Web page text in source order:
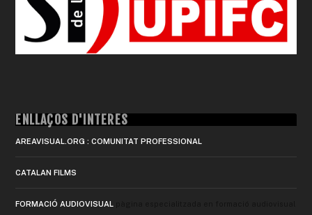
ENLLAÇOS D'INTERÈS
AREAVISUAL.ORG : COMUNITAT PROFESSIONAL
CATALAN FILMS
FORMACIÓ AUDIOVISUAL